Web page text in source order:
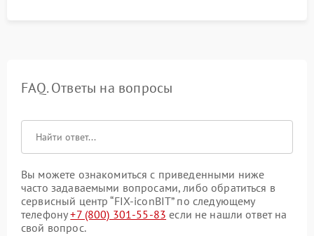
FAQ. Ответы на вопросы
Вы можете ознакомиться с приведенными ниже
часто задаваемыми вопросами, либо обратиться в
сервисный центр “FIX-iconBIT” по следующему
телефону+7 (800) 301-55-83 если не нашли ответ на
свой вопрос.